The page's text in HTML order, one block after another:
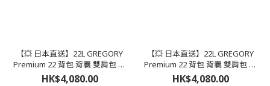
【💥 日本直送】22L GREGORY
Premium 22 背包 背囊 雙肩包 手
提包 書包
HK$4,080.00
【💥 日本直送】22L GREGORY
Premium 22 背包 背囊 雙肩包 手
提包 書包
HK$4,080.00